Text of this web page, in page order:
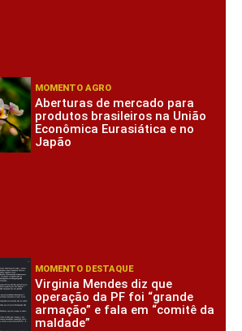
MOMENTO AGRO
Aberturas de mercado para
produtos brasileiros na União
Econômica Eurasiática e no
Japão
MOMENTO DESTAQUE
Virginia Mendes diz que
operação da PF foi “grande
armação” e fala em “comitê da
maldade”